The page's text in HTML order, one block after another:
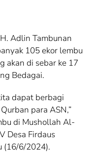
Adlin Tambunan
105 ekor lembu
akan di sebar ke 17
Bedagai.
dapat berbagi
para ASN,”
di Mushollah Al-
Desa Firdaus
(16/6/2024).